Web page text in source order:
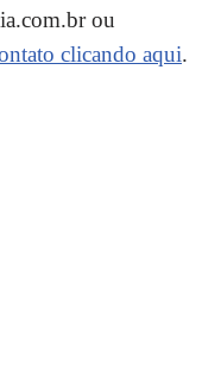
ou
clicando aqui.